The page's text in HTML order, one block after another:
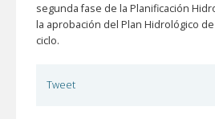
segunda fase de la Planificación
la aprobación del Plan Hidrológico
ciclo.
Tweet